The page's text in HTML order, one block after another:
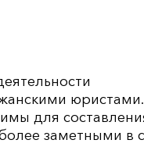
для
заметными в